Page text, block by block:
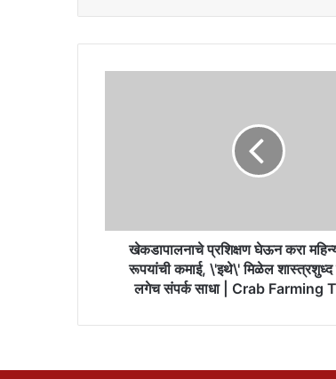
\'इथे\'
मिळेल
शास्त्रशुध्द
प्रशिक्षण..
खेकडापालनाचे प्रशिक्षण घेऊन करा
रूपयांची कमाई, \'इथे\' मिळेल शास्त्रशुध्द
लगेच संपर्क साधा | Crab Farming